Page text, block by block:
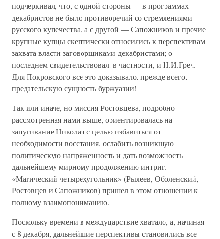
подчеркивал, что, с одной стороны — в программах
декабристов не было противоречий со стремлениями
русского купечества, а с другой — Сапожников и прочие
крупные купцы скептически относились к перспективам
захвата власти заговорщиками-декабристами; о
последнем свидетельствовал, в частности, и Н.И.Греч.
Для Покровского все это доказывало, прежде всего,
предательскую сущность буржуазии!
Так или иначе, но миссия Ростовцева, подробно
рассмотренная нами выше, ориентировалась на
запугивание Николая с целью избавиться от
необходимости восстания, ослабить возникшую
политическую напряженность и дать возможность
дальнейшему мирному продолжению интриг.
«Магический четырехугольник» (Рылеев, Оболенский,
Ростовцев и Сапожников) пришел в этом отношении к
полному взаимопониманию.
Поскольку времени в междуцарствие хватало, а, начиная
с 8 декабря, дальнейшие перспективы становились все